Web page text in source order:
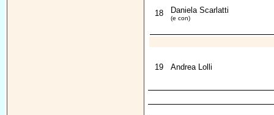
18 Daniela Scarlatti
(e con)
19 Andrea Lolli